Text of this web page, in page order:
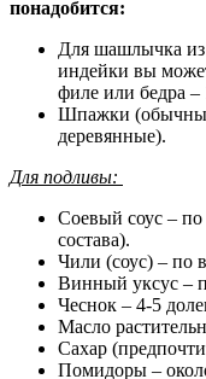
понадобится:
Для шашлычка из
индейки вы
филе или бедра –
Шпажки
деревянные).
Для подливы:
Соевый соус – по
состава).
Чили (соус) – по
Винный уксус –
Чеснок – 4-5
Масло
Сахар
Помидоры –